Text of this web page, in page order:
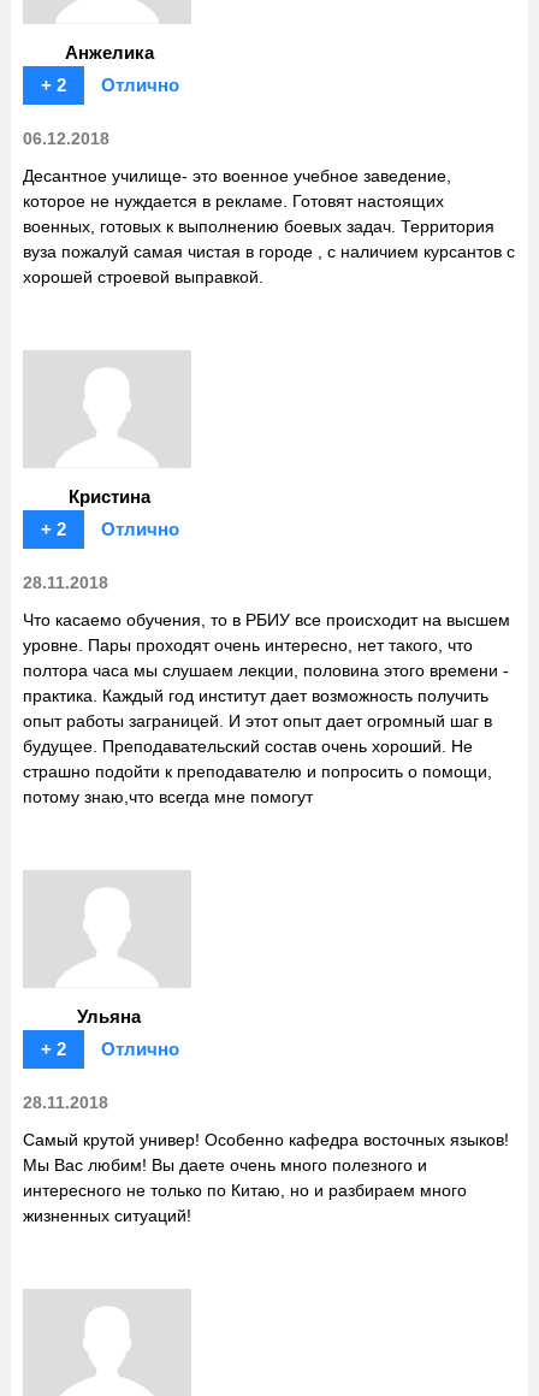
Анжелика
+ 2
Отлично
06.12.2018
Десантное училище- это военное учебное заведение,
которое не нуждается в рекламе. Готовят настоящих
военных, готовых к выполнению боевых задач. Территория
вуза пожалуй самая чистая в городе , с наличием курсантов с
хорошей строевой выправкой.
Кристина
+ 2
Отлично
28.11.2018
Что касаемо обучения, то в РБИУ все происходит на высшем
уровне. Пары проходят очень интересно, нет такого, что
полтора часа мы слушаем лекции, половина этого времени -
практика. Каждый год институт дает возможность получить
опыт работы заграницей. И этот опыт дает огромный шаг в
будущее. Преподавательский состав очень хороший. Не
страшно подойти к преподавателю и попросить о помощи,
потому знаю,что всегда мне помогут
Ульяна
+ 2
Отлично
28.11.2018
Самый крутой универ! Особенно кафедра восточных языков!
Мы Вас любим! Вы даете очень много полезного и
интересного не только по Китаю, но и разбираем много
жизненных ситуаций!